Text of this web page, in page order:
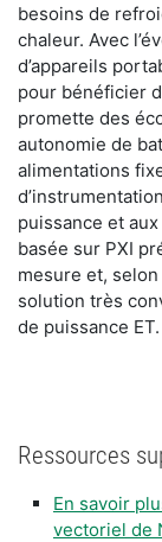
besoins de
chaleur. Avec
d’appareils
pour bénéficier
promette des
autonomie de
alimentations
puissance et
basée sur PXI
mesure et,
solution très
de puissance ET.
Ressources
En savoir
vectoriel de